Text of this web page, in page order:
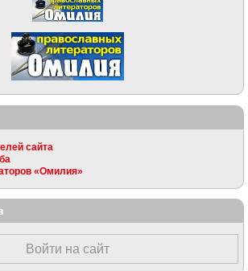
сайта
«Омилия»
Войти на сайт